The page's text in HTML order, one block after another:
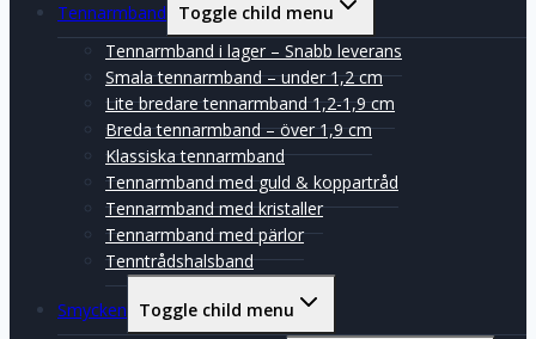
Tennarmband
Toggle child menu
Tennarmband i lager – Snabb leverans
Smala tennarmband – under 1,2 cm
Lite bredare tennarmband 1,2-1,9 cm
Breda tennarmband – över 1,9 cm
Klassiska tennarmband
Tennarmband med guld & koppartråd
Tennarmband med kristaller
Tennarmband med pärlor
Tenntrådshalsband
Smycken Toggle child menu